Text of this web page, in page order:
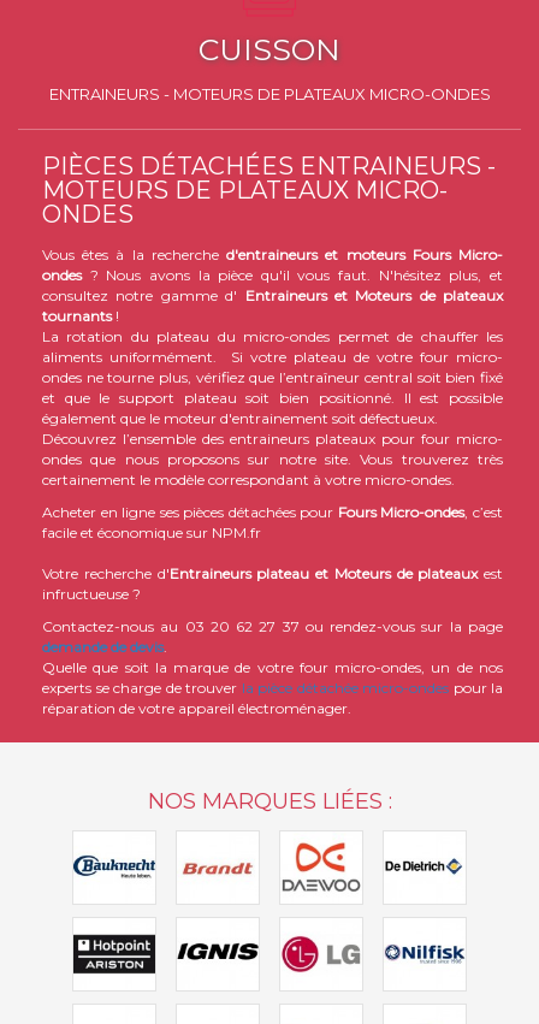
CUISSON
ENTRAINEURS - MOTEURS DE PLATEAUX MICRO-ONDES
PIÈCES DÉTACHÉES ENTRAINEURS -
MOTEURS DE PLATEAUX MICRO-
ONDES
Vous êtes à la recherched'entraineurs et moteurs Fours Micro-
ondes? Nous avons la pièce qu'il vous faut. N'hésitez plus, et
consultez notre gamme d' Entraineurs et Moteurs de plateaux
tournants!
La rotation du plateau du micro-ondes permet de chauffer les
aliments uniformément. Si votre plateau de votre four micro-
ondes ne tourne plus, vérifiez que l’entraîneur central soit bien fixé
et que le support plateau soit bien positionné. Il est possible
également que le moteur d'entrainement soit défectueux.
Découvrez l’ensemble des entraineurs plateaux pour four micro-
ondes que nous proposons sur notre site. Vous trouverez très
certainement le modèle correspondant à votre micro-ondes.
Acheter en ligne ses pièces détachées pour Fours Micro-ondes, c’est
facile et économique sur NPM.fr
Votre recherche d'Entraineurs plateau et Moteurs de plateauxest
infructueuse ?
Contactez-nous au 03 20 62 27 37 ou rendez-vous sur la page
demande de devis.
Quelle que soit la marque de votre four micro-ondes, un de nos
experts se charge de trouver la pièce détachée micro-ondes pour la
réparation de votre appareil électroménager.
NOS MARQUES LIÉES :